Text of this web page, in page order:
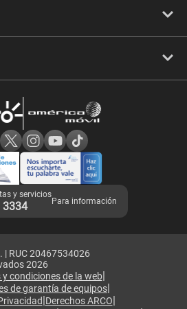
y SE
Tienda Claro
y servicios
3334 Para información
| RUC 20467534026
2026
y condiciones de la web|
de garantía de equipos|
|Derechos ARCO|